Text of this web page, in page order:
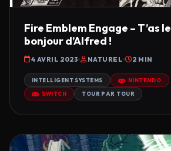
Fire Emblem Engage – T’as le
bonjour d’Alfred !
4 AVRIL 2023 NATUREL 2 MIN
INTELLIGENT SYSTEMS NINTENDO
SWITCH TOUR PAR TOUR